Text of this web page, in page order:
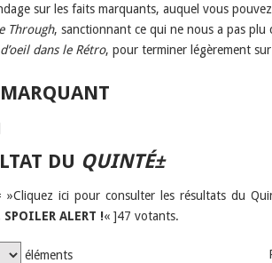
sur les faits marquants, auquel vous
Through, sanctionnant ce qui ne nous a pas plu
dans le Rétro, pour terminer légèrement
DU QUINTÉ±
»Cliquez ici pour consulter les résultats du
ALERT !« ]47 votants.
éléments